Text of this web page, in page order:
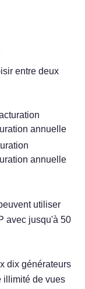
entre deux
annuelle
annuelle
utiliser
avec jusqu'à 50
dix générateurs
illimité de vues